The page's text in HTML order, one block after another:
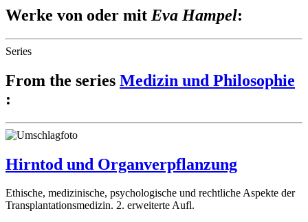
Werke von oder mit Eva Hampel:
Series
From the series Medizin und Philosophie
:
Hirntod und Organverpflanzung
Ethische, medizinische, psychologische und rechtliche Aspekte der
Transplantationsmedizin. 2. erweiterte Aufl.